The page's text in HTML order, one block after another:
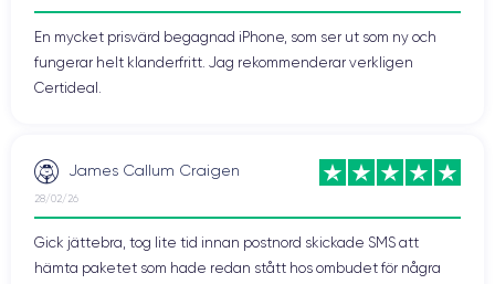
En mycket prisvärd begagnad iPhone, som ser ut som ny och
fungerar helt klanderfritt. Jag rekommenderar verkligen
Certideal.
James Callum Craigen
28/02/26
Gick jättebra, tog lite tid innan postnord skickade SMS att
hämta paketet som hade redan stått hos ombudet för några